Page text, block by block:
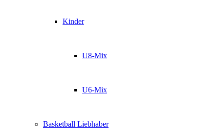
Kinder
U8-Mix
U6-Mix
Basketball Liebhaber